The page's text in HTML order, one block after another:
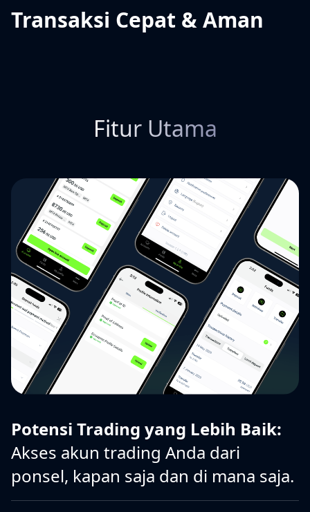
Transaksi Cepat & Aman
Fitur Utama
Potensi Trading yang Lebih Baik:
Akses akun trading Anda dari
ponsel, kapan saja dan di mana saja.